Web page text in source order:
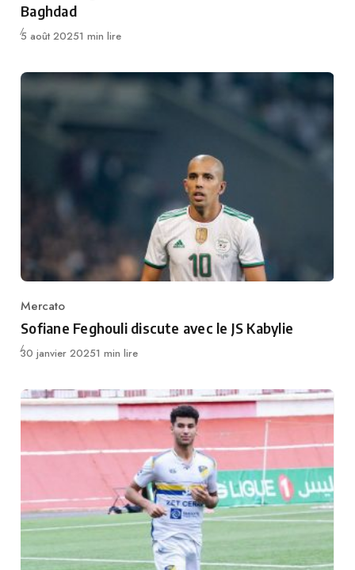
Baghdad
Publié
5 août 20251 min lire
Category
Mercato
Sofiane Feghouli discute avec le JS Kabylie
Publié
30 janvier 20251 min lire